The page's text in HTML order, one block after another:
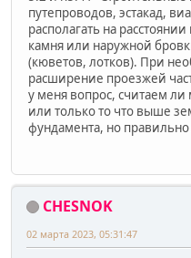
путепроводов, эстакад,
располагать на
камня или наружной
(кюветов, лотков). При
расширение проезжей
у меня вопрос, считаем
или только то что выше
фундамента, но правильно
CHESNOK
02 марта 2023, 05:31:47